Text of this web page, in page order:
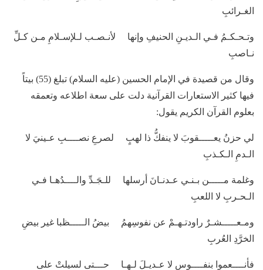
الغـرائبِ
وتـحـكـمُ فـي الـديـنِ الحنيفِ وإنها لأنـصـب لـلإسـلامِ مـن كـلِّ
نـاصبِ
وقال من قصيدة في الإمام الحسين (عليه السلام) تبلغ (55) بيتاً
فيها كثير الاستعارات القرآنية دلت على سعة اطلاعه وتعمقه
بعلوم القرآن الكريم يقول:
لي حزنُ يعـــــقوبَ لا ينفكُّ ذا لهبٍ لصرعِ نصــــبِ عـينيَ لا
الـدمِ الـكـذبِ
وغلمة مـــــن بـنـي عـدنـانَ أرسلها للـجَـدِّ والــــدُهـا فـي
الـحـربِ لا اللعبِ
ومـعـــــشـرٌ راودتـهـمْ عن نفوسِهمُ بيضُ الـــــظبا غير بيضِ
الخرَّدِ العُربِ
فأنــــعموا بنفــــوسٍ لا عـديـلَ لـهـا حـــتى لسيلتْ على